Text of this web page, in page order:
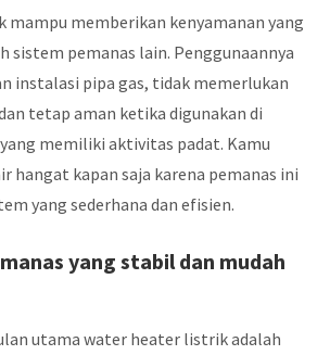
memberikan kenyamanan yang
sistem pemanas lain. Penggunaannya
instalasi pipa gas, tidak memerlukan
tetap aman ketika digunakan di
memiliki aktivitas padat. Kamu
hangat kapan saja karena pemanas ini
yang sederhana dan efisien.
yang stabil dan mudah
utama water heater listrik adalah